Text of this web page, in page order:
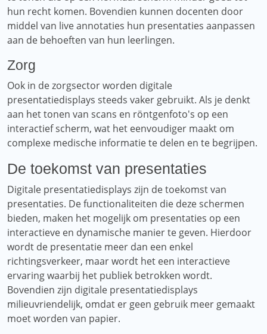
hun recht komen. Bovendien kunnen docenten door
middel van live annotaties hun presentaties aanpassen
aan de behoeften van hun leerlingen.
Zorg
Ook in de zorgsector worden digitale
presentatiedisplays steeds vaker gebruikt. Als je denkt
aan het tonen van scans en röntgenfoto's op een
interactief scherm, wat het eenvoudiger maakt om
complexe medische informatie te delen en te begrijpen.
De toekomst van presentaties
Digitale presentatiedisplays zijn de toekomst van
presentaties. De functionaliteiten die deze schermen
bieden, maken het mogelijk om presentaties op een
interactieve en dynamische manier te geven. Hierdoor
wordt de presentatie meer dan een enkel
richtingsverkeer, maar wordt het een interactieve
ervaring waarbij het publiek betrokken wordt.
Bovendien zijn digitale presentatiedisplays
milieuvriendelijk, omdat er geen gebruik meer gemaakt
moet worden van papier.